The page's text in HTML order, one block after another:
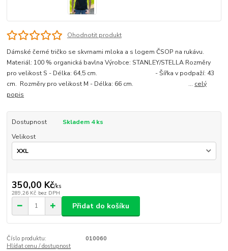
Ohodnotit produkt
Dámské černé tričko se skvrnami mloka a s logem ČSOP na rukávu.
Materiál: 100 % organická bavlna Výrobce: STANLEY/STELLA Rozměry
pro velikost S - Délka: 64,5 cm. - Šířka v podpaží: 43
cm. Rozměry pro velikost M - Délka: 66 cm. ... celý
popis
Dostupnost
Skladem 4 ks
Velikost
350,00 Kč/ks
289,26 Kč bez DPH
Přidat do košíku
Číslo produktu:
010060
Hlídat cenu / dostupnost